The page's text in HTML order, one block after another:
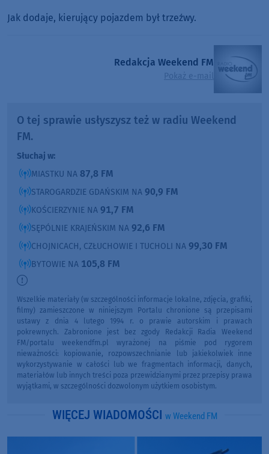
Jak dodaje, kierujący pojazdem był trzeźwy.
Redakcja Weekend FM
Pokaż e-mail
O tej sprawie usłyszysz też w radiu Weekend
FM.
Słuchaj w:
MIASTKU NA 87,8 FM
STAROGARDZIE GDAŃSKIM NA 90,9 FM
KOŚCIERZYNIE NA 91,7 FM
SĘPÓLNIE KRAJEŃSKIM NA 92,6 FM
CHOJNICACH, CZŁUCHOWIE I TUCHOLI NA 99,30 FM
BYTOWIE NA 105,8 FM
Wszelkie materiały (w szczególności informacje lokalne, zdjęcia, grafiki,
filmy) zamieszczone w niniejszym Portalu chronione są przepisami
ustawy z dnia 4 lutego 1994 r. o prawie autorskim i prawach
pokrewnych. Zabronione jest bez zgody Redakcji Radia Weekend
FM/portalu weekendfm.pl wyrażonej na piśmie pod rygorem
nieważności: kopiowanie, rozpowszechnianie lub jakiekolwiek inne
wykorzystywanie w całości lub we fragmentach informacji, danych,
materiałów lub innych treści poza przewidzianymi przez przepisy prawa
wyjątkami, w szczególności dozwolonym użytkiem osobistym.
WIĘCEJ WIADOMOŚCI w Weekend FM